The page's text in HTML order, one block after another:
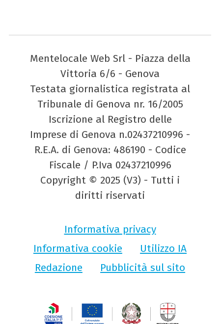
Mentelocale Web Srl - Piazza della
Vittoria 6/6 - Genova
Testata giornalistica registrata al
Tribunale di Genova nr. 16/2005
Iscrizione al Registro delle
Imprese di Genova n.02437210996 -
R.E.A. di Genova: 486190 - Codice
Fiscale / P.Iva 02437210996
Copyright © 2025 (V3) - Tutti i
diritti riservati
Informativa privacy
Informativa cookie
Utilizzo IA
Redazione
Pubblicità sul sito